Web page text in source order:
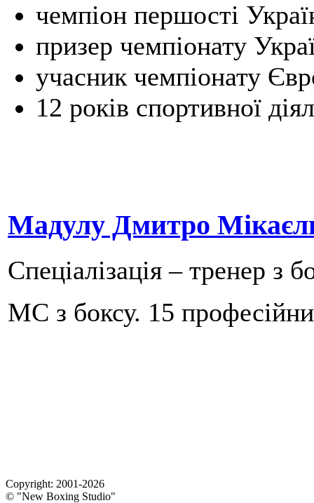
чемпіон першості
призер чемпіонату
учасник чемпіонату
12 років спортивної
Мадулу Дмитро
Спеціалізація – тренер з
МС з боксу. 15
Copyright: 2001-2026
© "New Boxing Studio"